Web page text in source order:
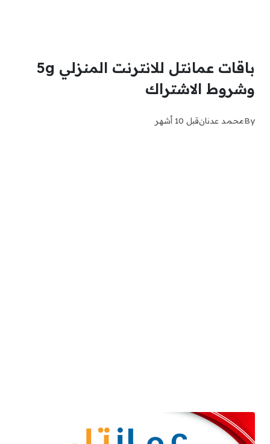
باقات عمانتل للانترنت المنزلي 5g
وشروط الاشتراك
Byمحمد عدنانقبل 10 أشهر